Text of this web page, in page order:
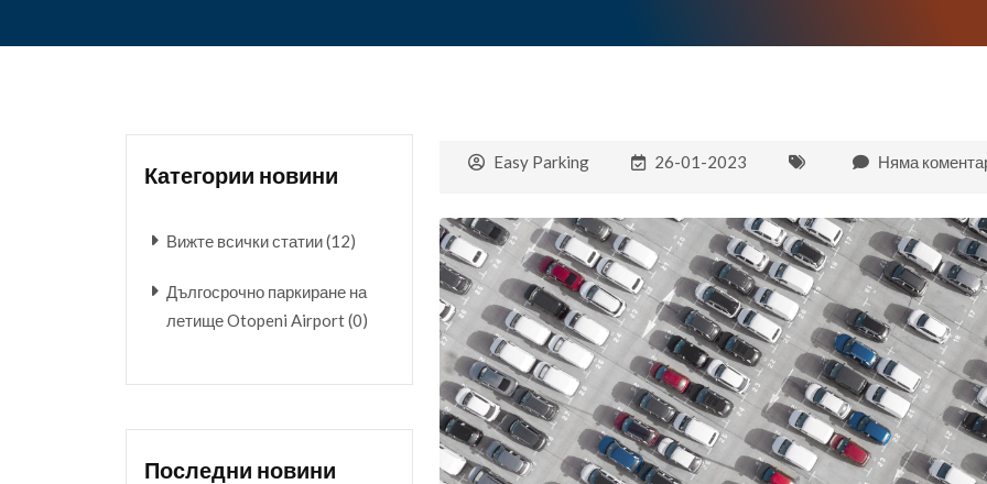
Категории новини
Вижте всички статии (12)
Дългосрочно паркиране на
летище Otopeni Airport (0)
Последни новини
Easy Parking 26-01-2023 Няма